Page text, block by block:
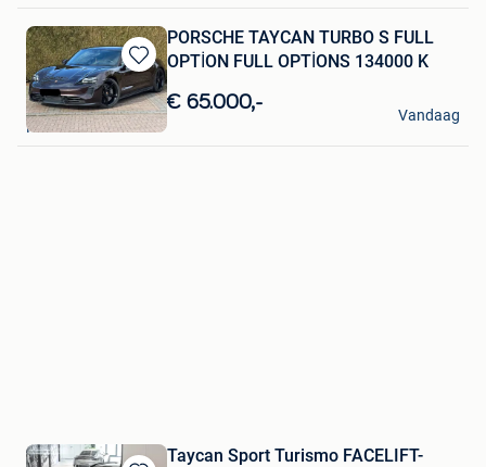
Bewaren
in
Mijn
Favorieten
PORSCHE TAYCAN TURBO S FULL
OPTİON FULL OPTİONS 134000 K
€ 65.000,-
PORSCHE
Heusden
Vandaag
Taycan Sport Turismo FACELIFT-